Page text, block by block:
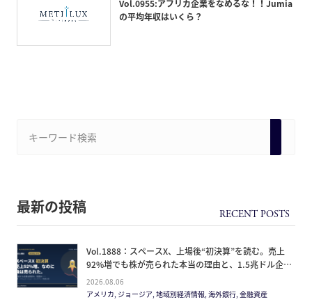
Vol.0955:アフリカ企業をなめるな！！Jumia
の平均年収はいくら？
最新の投稿
Vol.1888：スペースX、上場後“初決算”を読む。売上
92%増でも株が売られた本当の理由と、1.5兆ドル企業
の買い方。
2026.08.06
アメリカ, ジョージア, 地域別経済情報, 海外銀行, 金融資産